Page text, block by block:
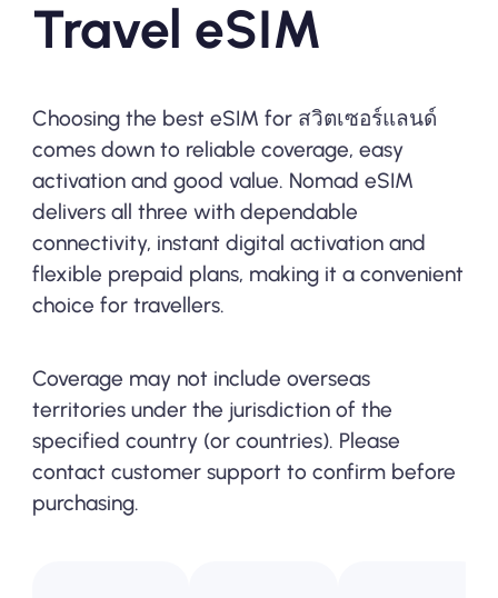
Travel eSIM
Choosing the best eSIM for สวิตเซอร์แลนด์
comes down to reliable coverage, easy
activation and good value. Nomad eSIM
delivers all three with dependable
connectivity, instant digital activation and
flexible prepaid plans, making it a convenient
choice for travellers.
Coverage may not include overseas
territories under the jurisdiction of the
specified country (or countries). Please
contact customer support to confirm before
purchasing.